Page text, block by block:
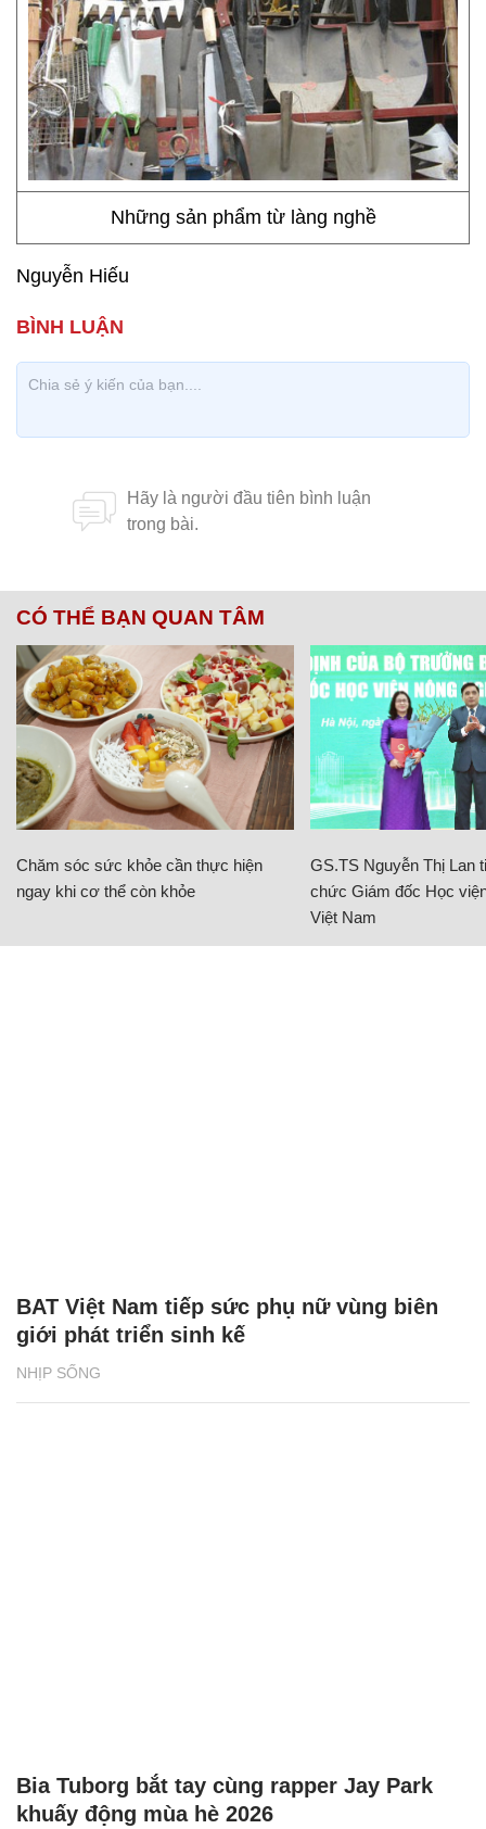
Những sản phẩm từ làng nghề
Nguyễn Hiếu
CÓ THỂ BẠN QUAN TÂM
Chăm sóc sức khỏe cần thực hiện
ngay khi cơ thể còn khỏe
GS.TS Nguyễn Thị Lan
chức Giám đốc Học
Việt Nam
NHỊP SỐNG
BAT Việt Nam tiếp sức phụ nữ vùng biên
giới phát triển sinh kế
Bia Tuborg bắt tay cùng rapper Jay Park
khuấy động mùa hè 2026